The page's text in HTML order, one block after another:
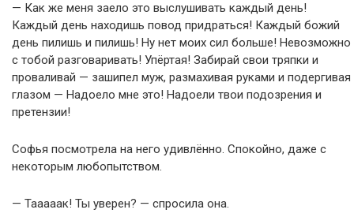
— Как же меня заело это выслушивать каждый день!
Каждый день находишь повод придраться! Каждый божий
день пилишь и пилишь! Ну нет моих сил больше! Невозможно
с тобой разговаривать! Упёртая! Забирай свои тряпки и
проваливай — зашипел муж, размахивая руками и подергивая
глазом — Надоело мне это! Надоели твои подозрения и
претензии!
Софья посмотрела на него удивлённо. Спокойно, даже с
некоторым любопытством.
— Тааааак! Ты уверен? — спросила она.